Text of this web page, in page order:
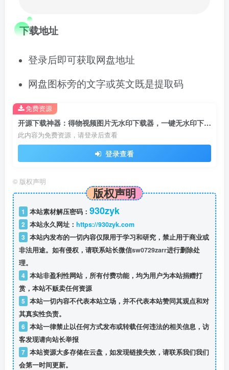
下载地址
登录后即可获取网盘地址
网盘图标旁的文字或英文既是提取码
开源下载神器：得物视频图片无水印下载器，一键无水印下载图片/视频/文案！
此内容为免费资源，请登录后查看
登录查看
免费资源
© 版权声明
版权声明
1 本站素材解压密码： 930zyk
2 本站永久网址： https://930zyk.com
3 本站内发布的一切内容仅限用于学习和研究，禁止用于商业或
非法用途。如有侵权，请联系站长微信sw0729zarr进行删除处
理。
4 本站非盈利性网站，所有付费功能，均为用户为本站捐赠打
赏，本站不贩卖任何资源
5 本站一切内容不代表本站立场，并不代表本站赞同其观点和对
其真实性负责。
6 本站一律禁止以任何方式发布或转载任何违法的相关信息，访
客发现请向站长举报
7 本站资源大多存储在云盘，如发现链接失效，请联系我们我们
会第一时间更新。